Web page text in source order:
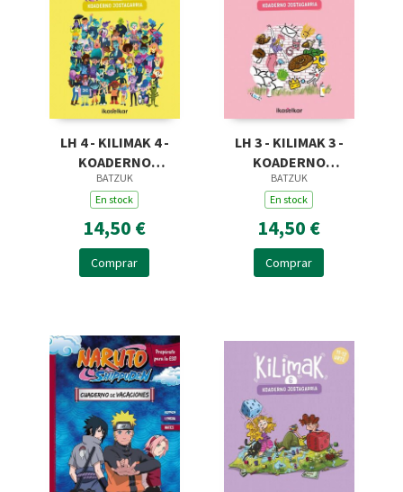
LH 4 - KILIMAK 4 -
KOADERNO
JOSTAGARRIA (9-10
URTE
BATZUK
En stock
14,50 €
Comprar
LH 3 - KILIMAK 3 -
KOADERNO
JOSTAGARRIA (8-9
URTE)
BATZUK
En stock
14,50 €
Comprar